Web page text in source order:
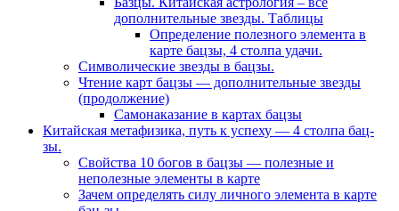
дополнительные звезды. Таблицы
Определение полезного элемента в
карте бацзы, 4 столпа удачи.
Символические звезды в бацзы.
Чтение карт бацзы — дополнительные звезды
(продолжение)
Самонаказание в картах бацзы
Китайская метафизика, путь к успеху — 4 столпа бац-
зы.
Свойства 10 богов в бацзы — полезные и
неполезные элементы в карте
Зачем определять силу личного элемента в карте